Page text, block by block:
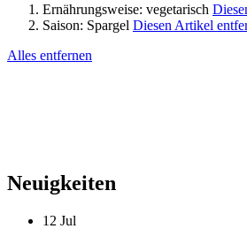
Ernährungsweise: vegetarisch
Saison: Spargel Diesen Artikel
Alles entfernen
Neuigkeiten
12 Jul